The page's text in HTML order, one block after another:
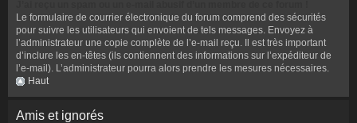
Le formulaire de courrier électronique du forum comprend des sécurités
pour suivre les utilisateurs qui envoient de tels messages. Envoyez à
l’administrateur une copie complète de l’e-mail reçu. Il est très important
d’inclure les en-têtes (ils contiennent des informations sur l’expéditeur de
l’e-mail). L’administrateur pourra alors prendre les mesures nécessaires.
Haut
Amis et ignorés